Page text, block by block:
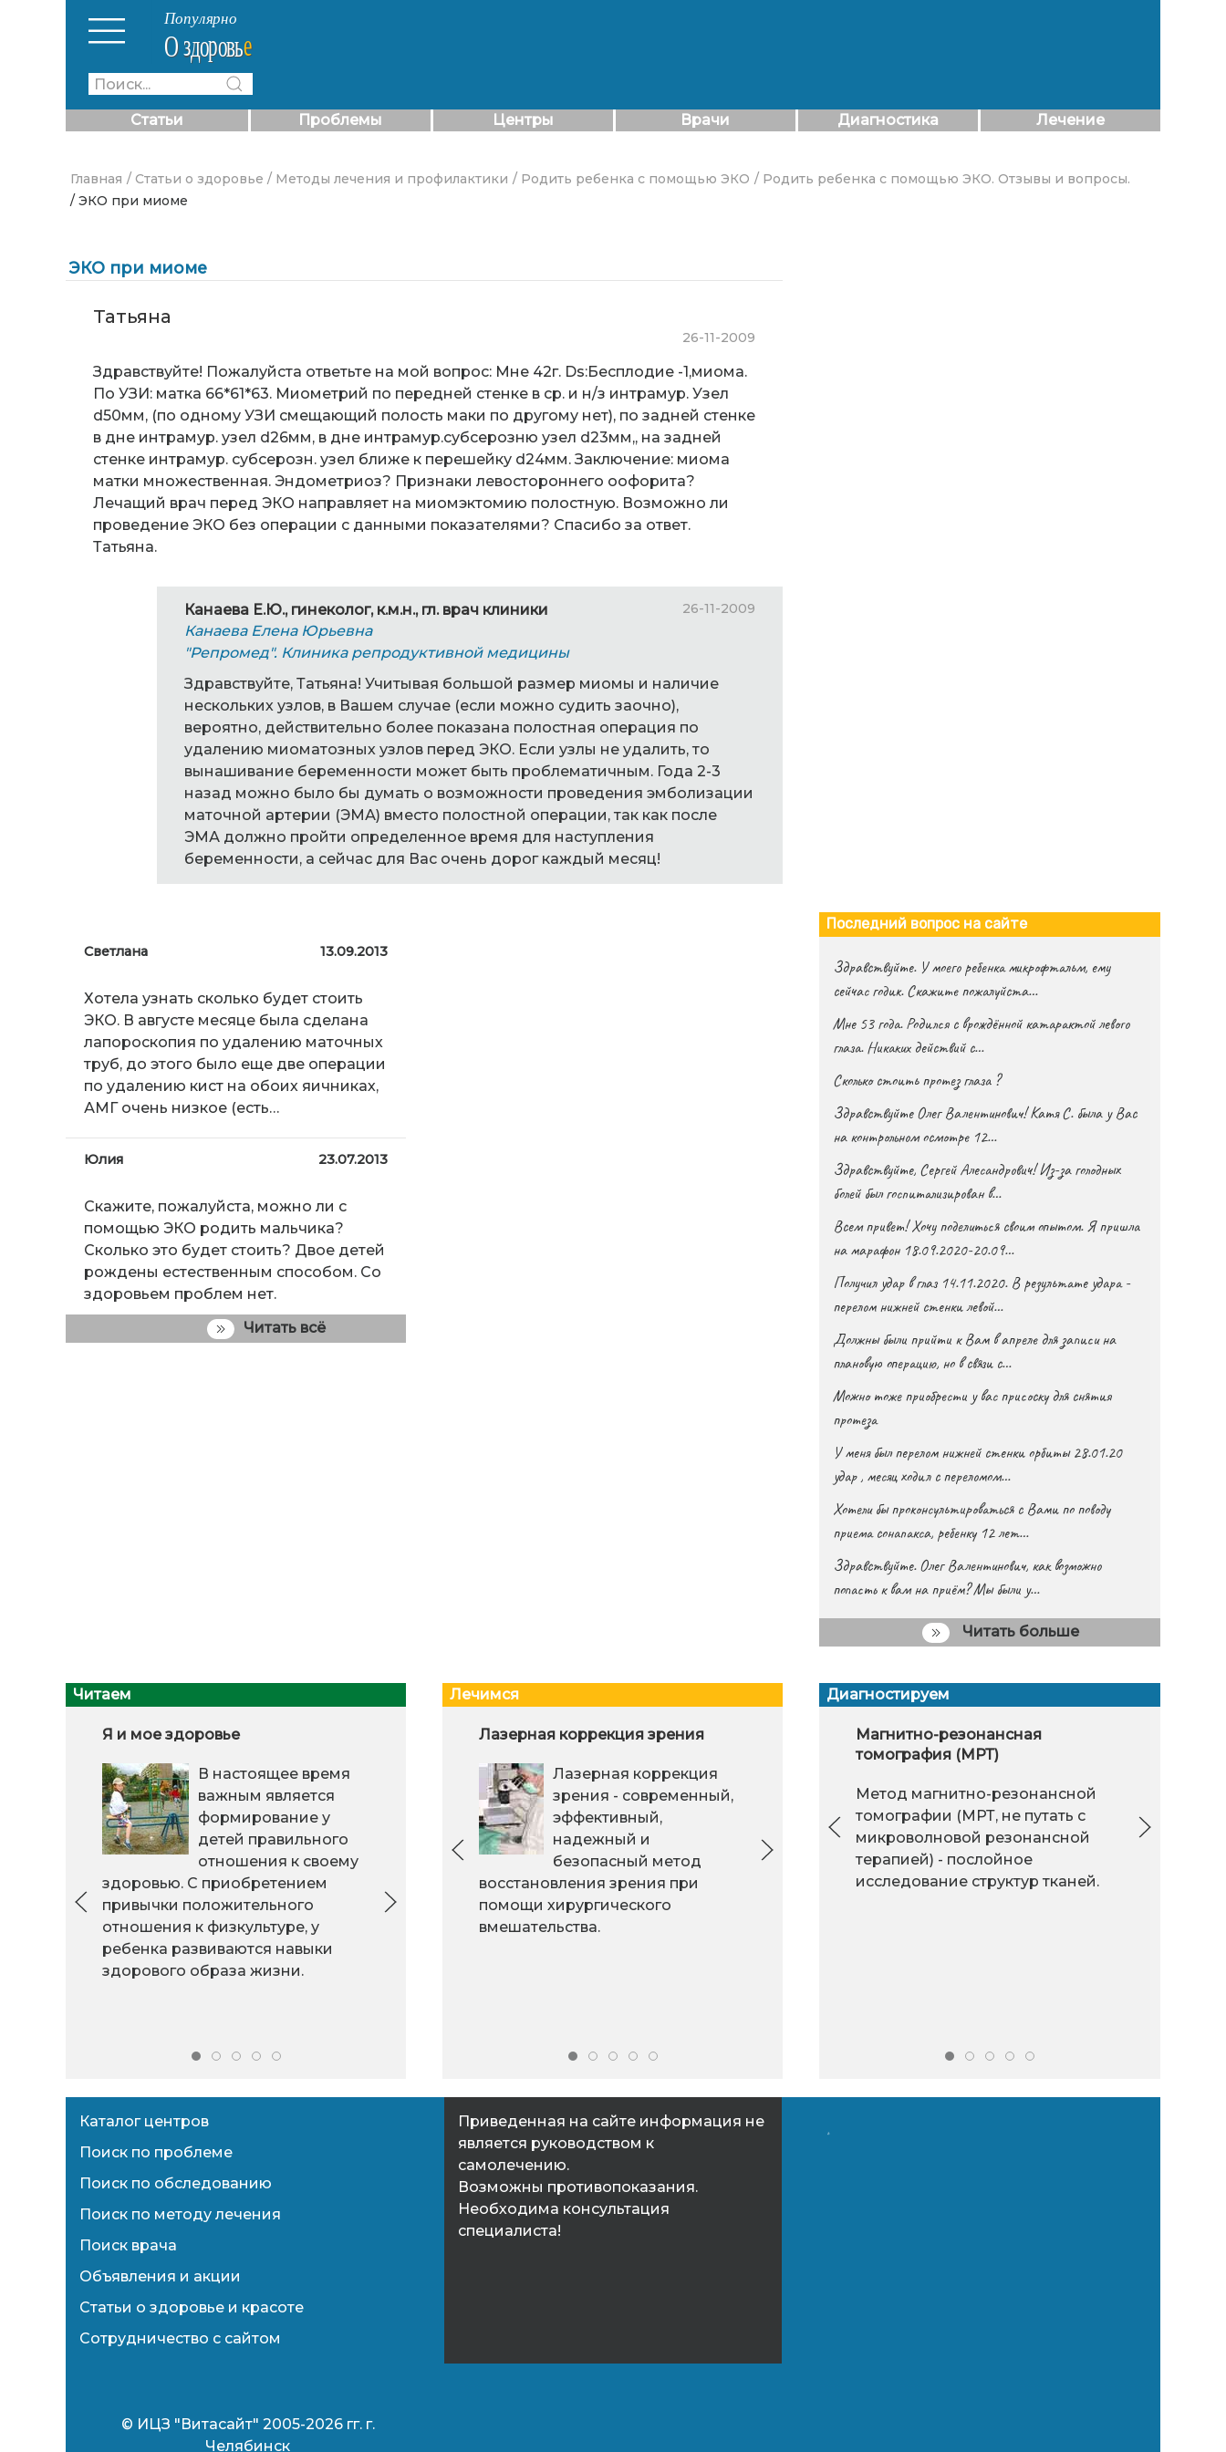
Статьи Проблемы Центры Врачи Диагностика Лечение
Главная / Статьи о здоровье / Методы лечения и профилактики / Родить ребенка с помощью ЭКО / Родить ребенка с помощью ЭКО. Отзывы и вопросы.
/ ЭКО при миоме
ЭКО при миоме
Татьяна
26-11-2009
Здравствуйте! Пожалуйста ответьте на мой вопрос: Мне 42г. Ds:Бесплодие -1,миома.
По УЗИ: матка 66*61*63. Миометрий по передней стенке в ср. и н/з интрамур. Узел
d50мм, (по одному УЗИ смещающий полость маки по другому нет), по задней стенке
в дне интрамур. узел d26мм, в дне интрамур.субсерозню узел d23мм,, на задней
стенке интрамур. субсерозн. узел ближе к перешейку d24мм. Заключение: миома
матки множественная. Эндометриоз? Признаки левостороннего оофорита?
Лечащий врач перед ЭКО направляет на миомэктомию полостную. Возможно ли
проведение ЭКО без операции с данными показателями? Спасибо за ответ.
Татьяна.
Канаева Е.Ю., гинеколог, к.м.н., гл. врач клиники 26-11-2009
Канаева Елена Юрьевна
"Репромед". Клиника репродуктивной медицины
Здравствуйте, Татьяна! Учитывая большой размер миомы и наличие
нескольких узлов, в Вашем случае (если можно судить заочно),
вероятно, действительно более показана полостная операция по
удалению миоматозных узлов перед ЭКО. Если узлы не удалить, то
вынашивание беременности может быть проблематичным. Года 2-3
назад можно было бы думать о возможности проведения эмболизации
маточной артерии (ЭМА) вместо полостной операции, так как после
ЭМА должно пройти определенное время для наступления
беременности, а сейчас для Вас очень дорог каждый месяц!
Светлана 13.09.2013
Хотела узнать сколько будет стоить
ЭКО. В августе месяце была сделана
лапороскопия по удалению маточных
труб, до этого было еще две операции
по удалению кист на обоих яичниках,
АМГ очень низкое (есть…
Юлия 23.07.2013
Скажите, пожалуйста, можно ли с
помощью ЭКО родить мальчика?
Сколько это будет стоить? Двое детей
рождены естественным способом. Со
здоровьем проблем нет.
Читать всё
Последний вопрос на сайте
Здравствуйте. У моего ребенка микрофтальм, ему
сейчас годик. Скажите пожалуйста…
Мне 53 года. Родился с врождённой катарактой левого
глаза. Никаких действий с…
Сколько стоить протез глаза ?
Здравствуйте Олег Валентинович! Катя С. была у Вас
на контрольном осмотре 12…
Здравствуйте, Сергей Алесандрович! Из-за голодных
болей был госпитализирован в…
Всем привет! Хочу поделиться своим опытом. Я пришла
на марафон 18.09.2020-20.09…
Получил удар в глаз 14.11.2020. В результате удара -
перелом нижней стенки левой…
Должны были прийти к Вам в апреле для записи на
плановую операцию, но в связи с…
Можно тоже приобрести у вас присоску для снятия
протеза
У меня был перелом нижней стенки орбиты 28.01.20
удар , месяц ходил с переломом…
Хотели бы проконсультироваться с Вами по поводу
приема сонапакса, ребенку 12 лет…
Здравствуйте. Олег Валентинович, как возможно
попасть к вам на приём? Мы были у…
Читать больше
Читаем
Я и мое здоровье
В настоящее время
важным является
формирование у
детей правильного
отношения к своему
здоровью. С приобретением
привычки положительного
отношения к физкультуре, у
ребенка развиваются навыки
здорового образа жизни.
Примеры медицинских
изобретенных для чего-то
другого
Есть много
примеров
препаратов, которые
были первоначально
изобретены для одной цели, но
Воспаление придатков
каждой пятой
женщины, которая
перенесла
воспаление придатков,
развивается бесплодие.
Лечимся
Лазерная коррекция зрения
Лазерная коррекция
зрения - современный,
эффективный,
надежный и
безопасный метод
восстановления зрения при
помощи хирургического
вмешательства.
Герниопластика
хирургический
метод лечения грыж
живота.
Диагностируем
Магнитно-резонансная
томография (МРТ)
Метод магнитно-резонансной
томографии (МРТ, не путать с
микроволновой резонансной
терапией) - послойное
исследование структур тканей.
Каталог центров
Поиск по проблеме
Поиск по обследованию
Поиск по методу лечения
Поиск врача
Объявления и акции
Статьи о здоровье и красоте
Сотрудничество с сайтом
Приведенная на сайте информация не
является руководством к
самолечению.
Возможны противопоказания.
Необходима консультация
специалиста!
© ИЦЗ "Витасайт" 2005-2026 гг. г.
Челябинск